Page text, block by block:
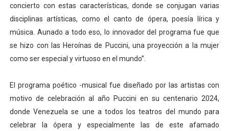
concierto con estas características, donde se conjugan varias
disciplinas artísticas, como el canto de ópera, poesía lírica y
música. Aunado a todo eso, lo innovador del programa fue que
se hizo con las Heroínas de Puccini, una proyección a la mujer
como ser especial y virtuoso en el mundo”.
El programa poético -musical fue diseñado por las artistas con
motivo de celebración al año Puccini en su centenario 2024,
donde Venezuela se une a todos los teatros del mundo para
celebrar la ópera y especialmente las de este afamado